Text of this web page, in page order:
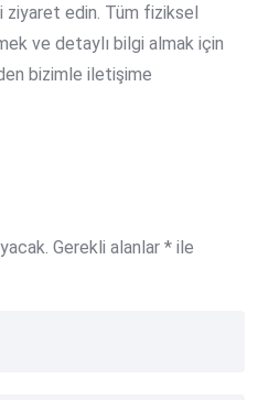
ziyaret edin. Tüm fiziksel
ve detaylı bilgi almak için
bizimle iletişime
Gerekli alanlar * ile